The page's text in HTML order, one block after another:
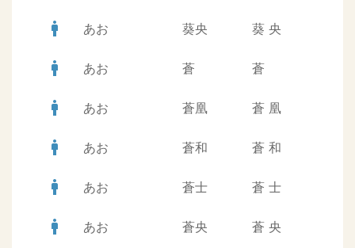
man あお 葵央 葵 央
man あお 蒼 蒼
man あお 蒼凰 蒼 凰
man あお 蒼和 蒼 和
man あお 蒼士 蒼 士
man あお 蒼央 蒼 央